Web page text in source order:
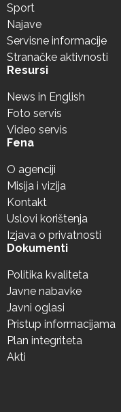
Sport
Najave
Servisne informacije
Stranačke aktivnosti
Resursi
News in English
Foto servis
Video servis
Fena
O agenciji
Misija i vizija
Kontakt
Uslovi korištenja
Izjava o privatnosti
Dokumenti
Politika kvaliteta
Javne nabavke
Javni oglasi
Pristup informacijama
Plan integriteta
Akti